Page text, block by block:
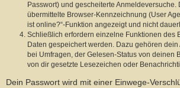
Passwort) und gescheiterte
übermittelte Browser-Kennzeichnung (User
ist online?“-Funktion angezeigt und nicht
Schließlich erfordern einzelne Funktionen des
Daten gespeichert werden. Dazu gehören
bei Umfragen, der Gelesen-Status von deinen
von dir gesetzte Lesezeichen oder
Dein Passwort wird mit einer Einwege-